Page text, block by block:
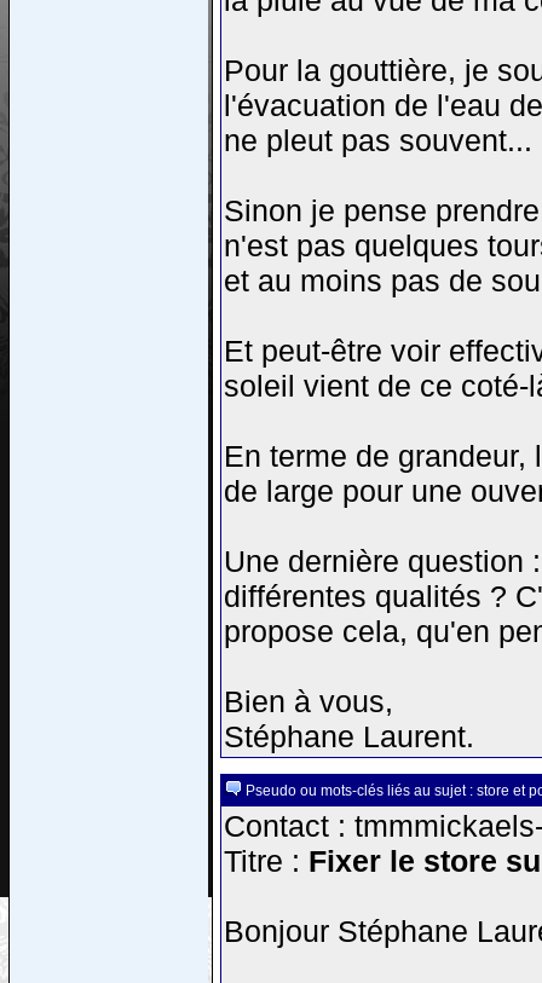
Pour la gouttière, je
l'évacuation de l'eau
ne pleut pas
Sinon je pense
n'est pas quelques
et au moins pas de
Et peut-être voir
soleil vient de ce coté-
En terme de
de large pour une
Une dernière question
différentes qualités ?
propose cela, qu'en
Bien à vous,
Stéphane Laurent.
Pseudo ou mots-clés liés au sujet : store et
Contact :
Titre : Fixer le store
Bonjour Stéphane